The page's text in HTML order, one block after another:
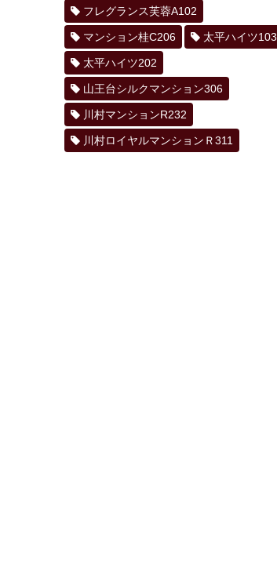
フレグランス芙蓉A102
マンション桂C206 太平ハイツ103
太平ハイツ202
山王台シルクマンション306
川村マンションR232
川村ロイヤルマンションＲ311